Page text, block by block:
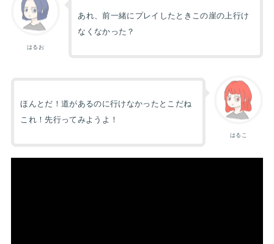
はるお
あれ、前一緒にプレイしたときこの崖の上行け
なくなかった？
はるこ
ほんとだ！道があるのに行けなかったとこだね
これ！先行ってみようよ！